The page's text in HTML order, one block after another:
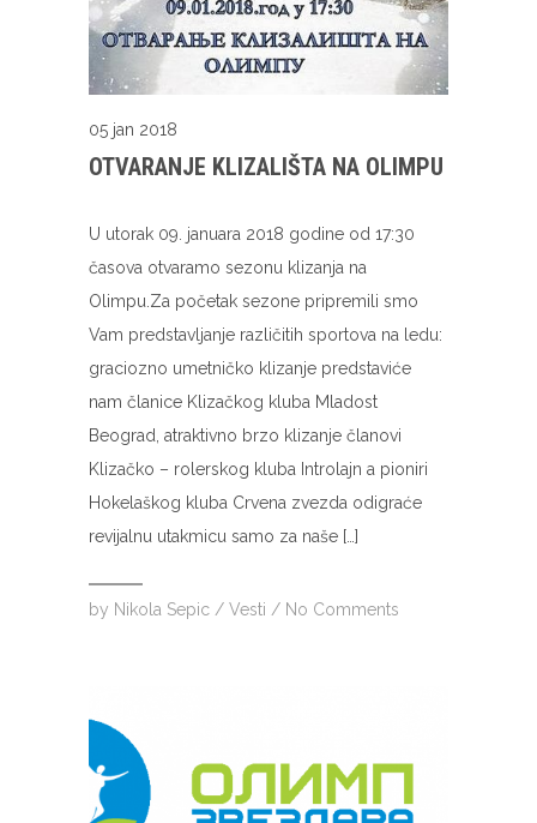
05 jan 2018
OTVARANJE KLIZALIŠTA NA OLIMPU
U utorak 09. januara 2018 godine od 17:30
časova otvaramo sezonu klizanja na
Olimpu.Za početak sezone pripremili smo
Vam predstavljanje različitih sportova na ledu:
graciozno umetničko klizanje predstaviće
nam članice Klizačkog kluba Mladost
Beograd, atraktivno brzo klizanje članovi
Klizačko – rolerskog kluba Introlajn a pioniri
Hokelaškog kluba Crvena zvezda odigraće
revijalnu utakmicu samo za naše […]
by Nikola Sepic / Vesti / No Comments